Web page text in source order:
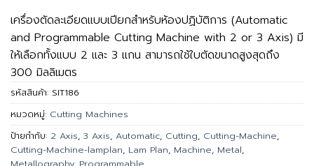
เครื่องตัดละเอียดแบบเปียกสำหรับห้องปฏิบัติการ (Automatic
and Programmable Cutting Machine with 2 or 3 Axis) มี
ให้เลือกทั้งแบบ 2 และ 3 แกน สามารถใช้ใบตัดขนาดสูงสุดถึง
300 มิลลิเมตร
รหัสสินค้า: SIT186
หมวดหมู่: Cutting Machines
ป้ายกำกับ: 2 Axis, 3 Axis, Automatic, Cutting, Cutting-Machine,
Cutting-Machine-lamplan, Lam Plan, Machine, Metal,